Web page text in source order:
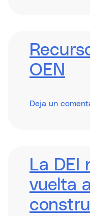
OEN
Deja un
La DEI
vuelta